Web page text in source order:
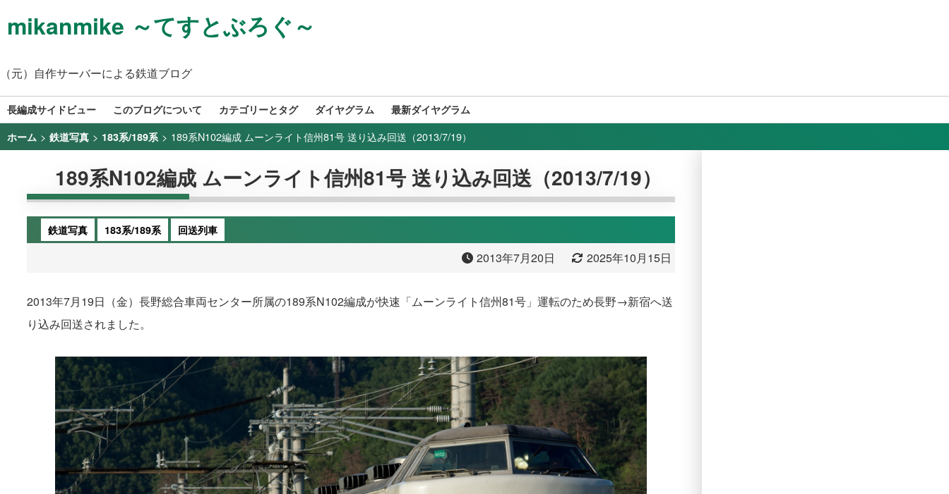
mikanmike ～てすとぶろぐ～
（元）自作サーバーによる鉄道ブログ
長編成サイドビュー このブログについて カテゴリーとタグ ダイヤグラム 最新ダイヤグラム
ホーム > 鉄道写真 > 183系/189系 > 189系N102編成 ムーンライト信州81号 送り込み回送（2013/7/19）
189系N102編成 ムーンライト信州81号 送り込み回送（2013/7/19）
鉄道写真 183系/189系 回送列車
2013年7月20日 2025年10月15日
2013年7月19日（金）長野総合車両センター所属の189系N102編成が快速「ムーンライト信州81号」運転のため長野→新宿へ送
り込み回送されました。